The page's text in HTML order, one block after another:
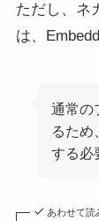
ただし、ネ
は、
通常の
るため
する必
あわせて読